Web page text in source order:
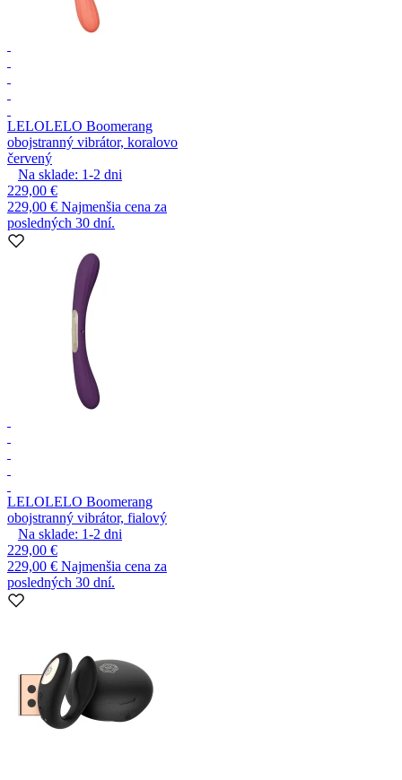
LELOLELO Boomerang
obojstranný vibrátor, koralovo
červený
Na sklade: 1-2 dni
229,00 €
229,00 € Najmenšia cena za
posledných 30 dní.
LELOLELO Boomerang
obojstranný vibrátor, fialový
Na sklade: 1-2 dni
229,00 €
229,00 € Najmenšia cena za
posledných 30 dní.